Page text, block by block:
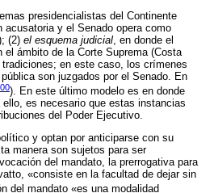
presidencialistas del Continente
y el Senado opera como
(2) el esquema judicial , en donde el
ámbito de la Corte Suprema (Costa
tradiciones; en este caso, los crímenes
son juzgados por el Senado. En
). En este último modelo es en donde
es necesario que estas instancias
del Poder Ejecutivo.
y optan por anticiparse con su
manera son sujetos para ser
del mandato, la prerrogativa para
«consiste en la facultad de dejar sin
del mandato «es una modalidad